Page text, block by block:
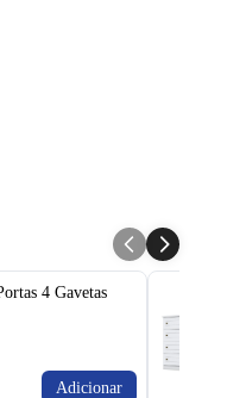
4 Gavetas
Adicionar